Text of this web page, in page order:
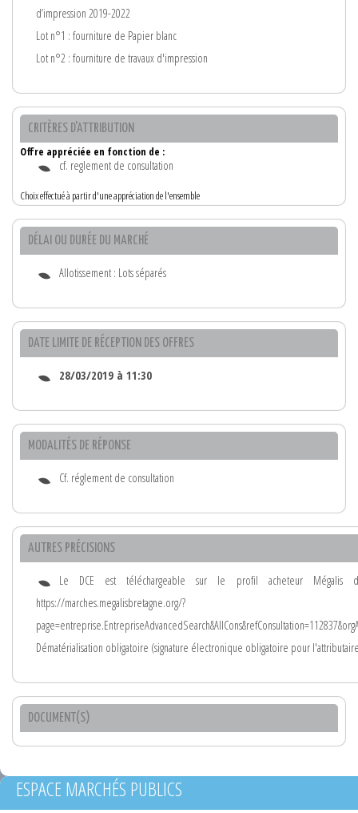
d’impression 2019-2022
Lot n°1 : fourniture de Papier blanc
Lot n°2 : fourniture de travaux d'impression
CRITÈRES D'ATTRIBUTION
Offre appréciée en fonction de :
cf. reglement de consultation
Choix effectué à partir d'une appréciation de l'ensemble
DÉLAI OU DURÉE DU MARCHÉ
Allotissement : Lots séparés
DATE LIMITE DE RÉCEPTION DES OFFRES
28/03/2019 à 11:30
MODALITÉS DE RÉPONSE
Cf. réglement de consultation
AUTRES PRÉCISIONS
Le DCE est téléchargeable sur le profil acheteur Mégalis
https://marches.megalisbretagne.org/?
Dématérialisation obligatoire (signature électronique obligatoire pour
DOCUMENT(S)
ESPACE MARCHÉS PUBLICS